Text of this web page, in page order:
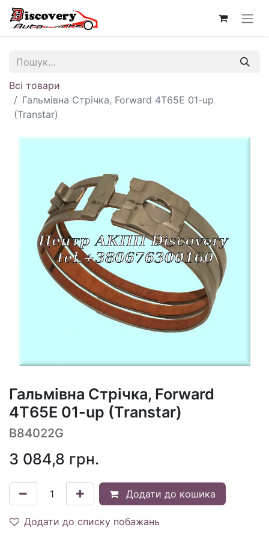
Всі товари
Гальмівна Стрічка, Forward 4T65E 01-up
(Transtar)
Гальмівна Стрічка, Forward
4T65E 01-up (Transtar)
B84022G
3 084,8 грн.
Додати до кошика
Додати до списку побажань